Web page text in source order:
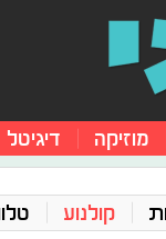
מוזיקה דיגיטל
קולנוע